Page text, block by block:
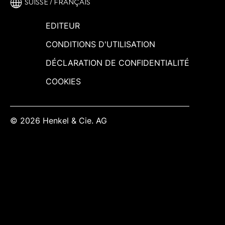
EDITEUR
CONDITIONS D'UTILISATION
DÉCLARATION DE CONFIDENTIALITÉ
COOKIES
© 2026 Henkel & Cie. AG